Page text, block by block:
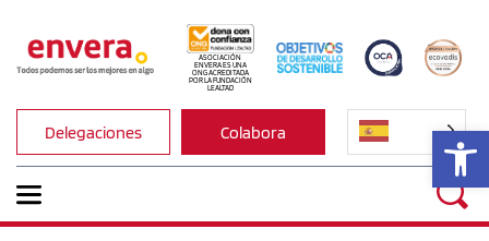
ASOCIACIÓN
ENVERA ES UNA
ONG ACREDITADA
POR LA FUNDACIÓN
LEALTAD
Delegaciones Colabora